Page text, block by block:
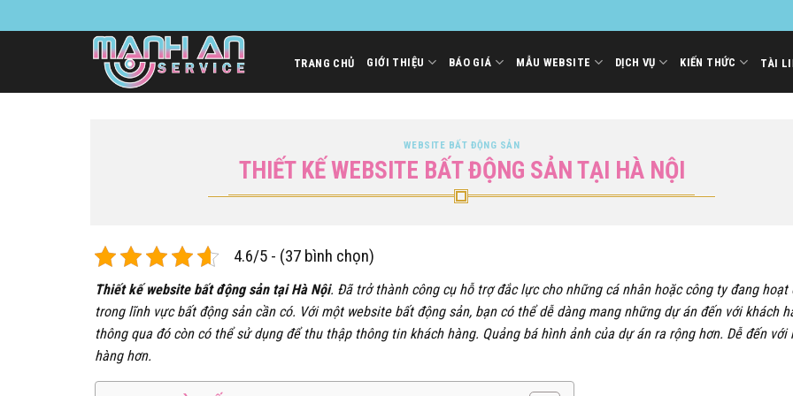
qua
TRANG CHỦ GIỚI THIỆU BÁO GIÁ MẪU WEBSITE DỊCH VỤ KIẾN THỨC TÀI
WEBSITE BẤT ĐỘNG SẢN
THIẾT KẾ WEBSITE BẤT ĐỘNG SẢN TẠI HÀ NỘI
4.6/5 - (37 bình chọn)
Thiết kế website bất động sản tại Hà Nội. Đã trở thành công cụ hỗ trợ đắc lực cho những cá nhân hoặc công ty đang hoạt
trong lĩnh vực bất động sản cần có. Với một website bất động sản, bạn có thể dễ dàng mang những dự án đến với khách
thông qua đó còn có thể sử dụng để thu thập thông tin khách hàng. Quảng bá hình ảnh của dự án ra rộng hơn. Dễ đến với
hàng hơn.